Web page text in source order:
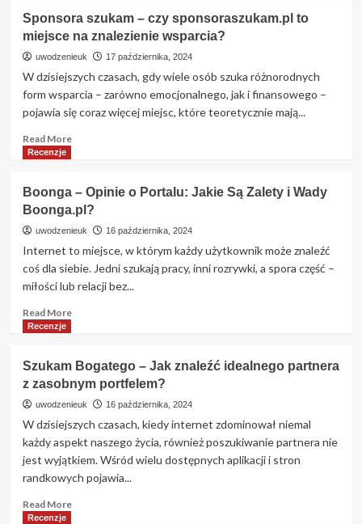
Faceta
–
Nowatorski
Portal
Randkowy,
Który
Odwraca
Sponsora szukam – czy sponsoraszukam.pl to
miejsce na znalezienie wsparcia?
uwodzenieuk 17 października, 2024
W dzisiejszych czasach, gdy wiele osób szuka różnorodnych
form wsparcia – zarówno emocjonalnego, jak i finansowego –
pojawia się coraz więcej miejsc, które teoretycznie mają...
Read MoreRead
szukam
–
czy
sponsoraszukam.pl
miejsce
na
wsparcia?
Recenzje
Boonga – Opinie o Portalu: Jakie Są Zalety i Wady
Boonga.pl?
uwodzenieuk 16 października, 2024
Internet to miejsce, w którym każdy użytkownik może znaleźć
coś dla siebie. Jedni szukają pracy, inni rozrywki, a spora część –
miłości lub relacji bez...
Read MoreRead
–
Opinie
o
Portalu:
Jakie
Są
Zalety
i
Boonga.pl?
Recenzje
Szukam Bogatego – Jak znaleźć idealnego partnera
z zasobnym portfelem?
uwodzenieuk 16 października, 2024
W dzisiejszych czasach, kiedy internet zdominował niemal
każdy aspekt naszego życia, również poszukiwanie partnera nie
jest wyjątkiem. Wśród wielu dostępnych aplikacji i stron
randkowych pojawia...
Read MoreRead
Recenzje